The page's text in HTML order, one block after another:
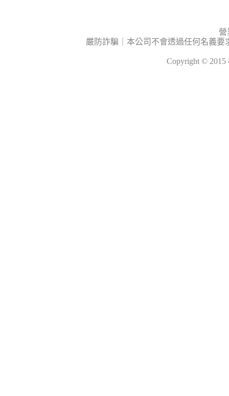
營
嚴防詐騙｜本公司不會透過任何名義
Copyright ©